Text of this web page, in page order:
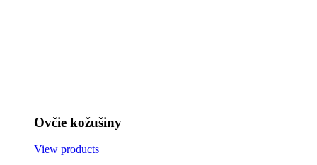
Ovčie kožušiny
View products